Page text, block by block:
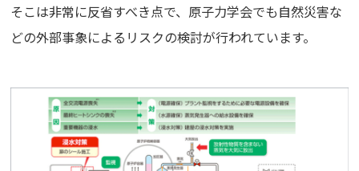
そこは非常に反省すべき点で、原子力学会でも自然災害な
どの外部事象によるリスクの検討が行われています。